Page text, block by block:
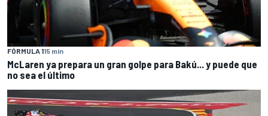
FÓRMULA 115 min
McLaren ya prepara un gran golpe para Bakú... y puede que
no sea el último